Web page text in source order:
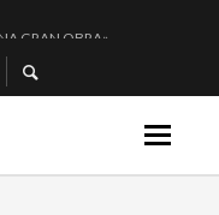
GRAN OBRA»
MÁS QUE UN BAR.
BRILLANTE.